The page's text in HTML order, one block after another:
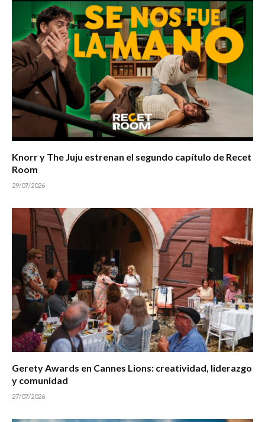
Knorr y The Juju estrenan el segundo capítulo de Recet
Room
29/07/2026
Gerety Awards en Cannes Lions: creatividad, liderazgo
y comunidad
27/07/2026